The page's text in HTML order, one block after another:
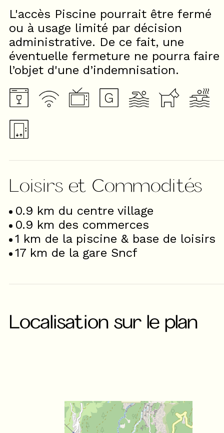
L'accès Piscine pourrait être fermé
ou à usage limité par décision
administrative. De ce fait, une
éventuelle fermeture ne pourra faire
l’objet d'une d’indemnisation.
Loisirs et Commodités
0.9 km du centre village
0.9 km des commerces
1 km de la piscine & base de loisirs
17 km de la gare Sncf
Localisation sur le plan